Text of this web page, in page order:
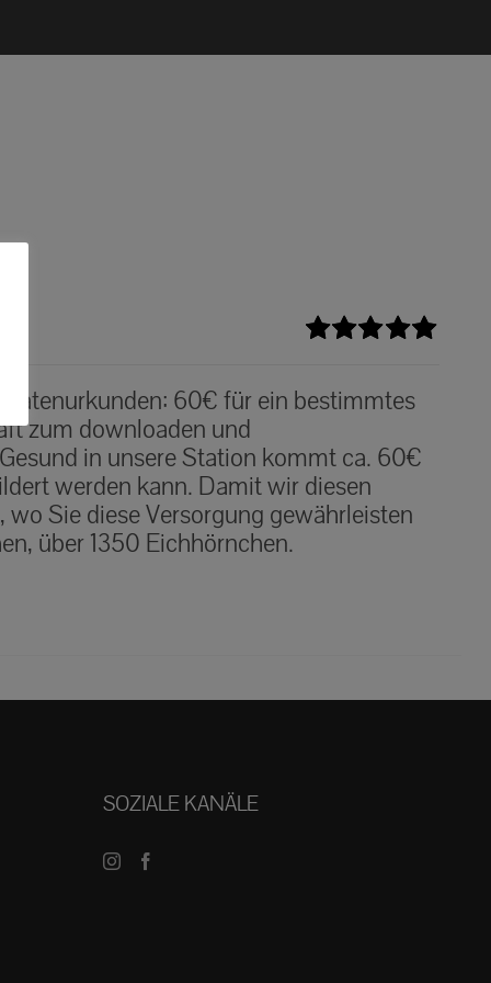
mit5.00von
60€ für ein bestimmtes
zum downloaden und
in unsere Station kommt ca. 60€
werden kann. Damit wir diesen
Sie diese Versorgung gewährleisten
über 1350 Eichhörnchen.
SOZIALE KANÄLE